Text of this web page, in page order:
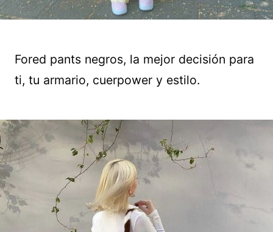
Fored pants negros, la mejor decisión para
ti, tu armario, cuerpower y estilo.